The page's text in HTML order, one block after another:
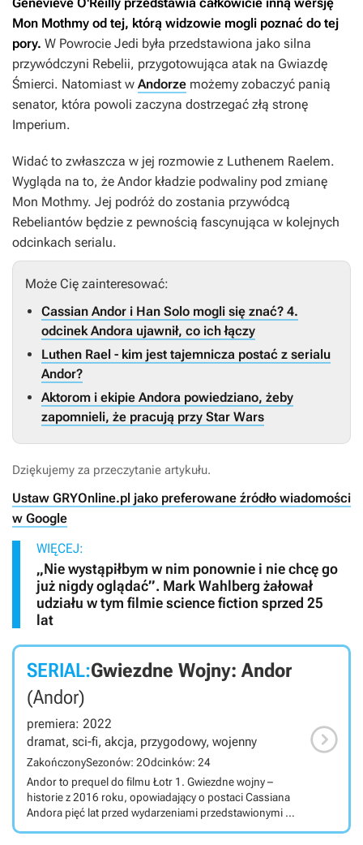
Mon Mothmy od tej, którą widzowie mogli poznać do tej
pory. W Powrocie Jedi była przedstawiona jako silna
przywódczyni Rebelii, przygotowująca atak na Gwiazdę
Śmierci. Natomiast w Andorze możemy zobaczyć panią
senator, która powoli zaczyna dostrzegać złą stronę
Imperium.
Widać to zwłaszcza w jej rozmowie z Luthenem Raelem.
Wygląda na to, że Andor kładzie podwaliny pod zmianę
Mon Mothmy. Jej podróż do zostania przywódcą
Rebeliantów będzie z pewnością fascynująca w kolejnych
odcinkach serialu.
Może Cię zainteresować:
Cassian Andor i Han Solo mogli się znać? 4.
odcinek Andora ujawnił, co ich łączy
Luthen Rael - kim jest tajemnicza postać z serialu
Andor?
Aktorom i ekipie Andora powiedziano, żeby
zapomnieli, że pracują przy Star Wars
Dziękujemy za przeczytanie artykułu.
Ustaw GRYOnline.pl jako preferowane źródło wiadomości
w Google
WIĘCEJ:
„Nie wystąpiłbym w nim ponownie i nie chcę go
już nigdy oglądać”. Mark Wahlberg żałował
udziału w tym filmie science fiction sprzed 25
lat
SERIAL:Gwiezdne Wojny: Andor
(Andor)
premiera: 2022
dramat, sci-fi, akcja, przygodowy, wojenny
ZakończonySezonów: 2Odcinków: 24
Andor to prequel do filmu Łotr 1. Gwiezdne wojny –
historie z 2016 roku, opowiadający o postaci Cassiana
Andora pięć lat przed wydarzeniami przedstawionymi w
